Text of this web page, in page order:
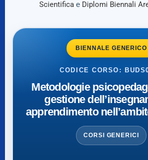
Scientifica e Diplomi Biennali
BIENNALE GENERICO
CODICE CORSO:
Metodologie
gestione
apprendimento
CORSI GENERICI